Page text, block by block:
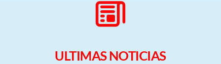
ULTIMAS NOTICIAS